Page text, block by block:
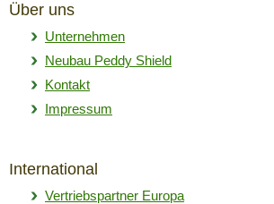
Über uns
Unternehmen
Neubau Peddy Shield
Kontakt
Impressum
International
Vertriebspartner Europa